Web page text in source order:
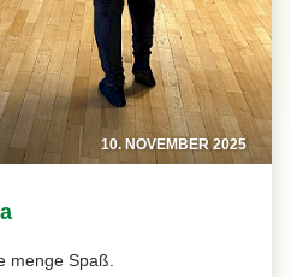
10. NOVEMBER 2025
menge Spaß.